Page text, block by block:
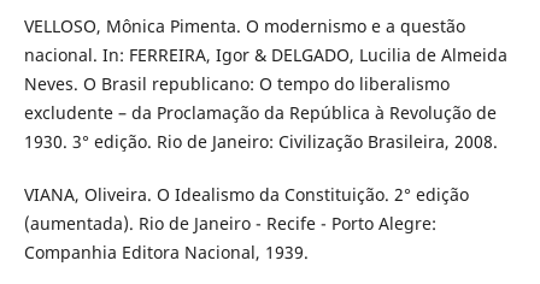
VELLOSO, Mônica Pimenta. O modernismo e a questão
nacional. In: FERREIRA, Igor & DELGADO, Lucilia de Almeida
Neves. O Brasil republicano: O tempo do liberalismo
excludente – da Proclamação da República à Revolução de
1930. 3° edição. Rio de Janeiro: Civilização Brasileira, 2008.
VIANA, Oliveira. O Idealismo da Constituição. 2° edição
(aumentada). Rio de Janeiro - Recife - Porto Alegre:
Companhia Editora Nacional, 1939.